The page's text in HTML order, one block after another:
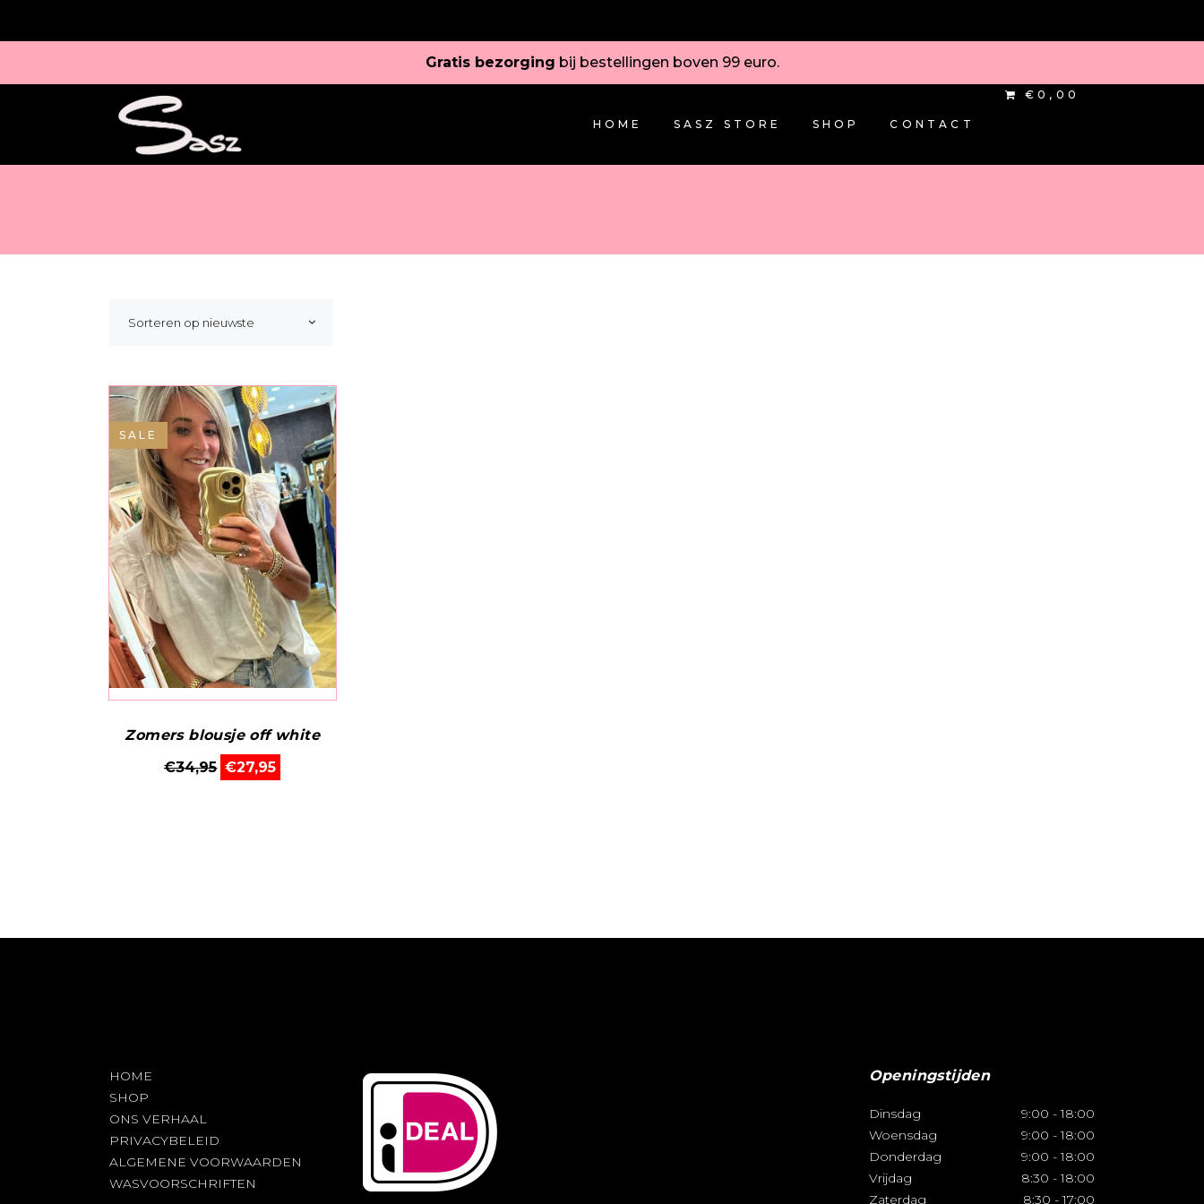
Gratis bezorging bij bestellingen boven 99 euro.
HOME SASZ STORE SHOP CONTACT
€0,00
Sorteren op nieuwste
SALE
Zomers blousje off white
€34,95 Oorspronkelijke prijs was: €34,95.
€27,95
Dit
kan
HOME
SHOP
ONS VERHAAL
PRIVACYBELEID
ALGEMENE VOORWAARDEN
WASVOORSCHRIFTEN
Openingstijden
Dinsdag 9:00 - 18:00
Woensdag
9:00 - 18:00
Donderdag
9:00 - 18:00
Vrijdag
8:30 - 18:00
Zaterdag
8:30 - 17:00